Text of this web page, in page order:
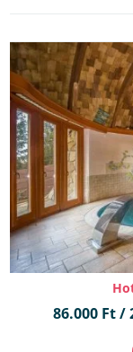
86.000 Ft /